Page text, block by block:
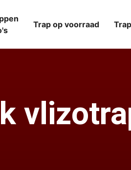
Trap op voorraad